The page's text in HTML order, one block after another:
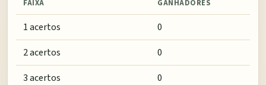
FAIXA GANHADORES
1 acertos
0
2 acertos
0
3 acertos
0